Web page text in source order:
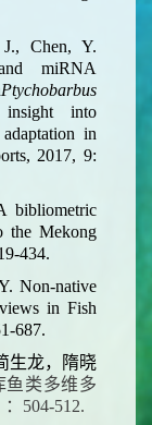
Chen, Y.
miRNA
Ptychobarbus
into
in
2017, 9:
bibliometric
the Mekong
434.
Non-native
in Fish
687.
生龙，隋晓
鱼类多维多
504-512.